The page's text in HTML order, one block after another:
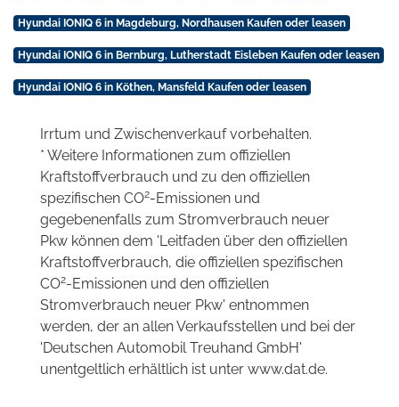
Hyundai IONIQ 6 in Magdeburg, Nordhausen Kaufen oder leasen
Hyundai IONIQ 6 in Bernburg, Lutherstadt Eisleben Kaufen oder leasen
Hyundai IONIQ 6 in Köthen, Mansfeld Kaufen oder leasen
Irrtum und Zwischenverkauf vorbehalten.
* Weitere Informationen zum offiziellen
Kraftstoffverbrauch und zu den offiziellen
spezifischen CO2-Emissionen und
gegebenenfalls zum Stromverbrauch neuer
Pkw können dem 'Leitfaden über den offiziellen
Kraftstoffverbrauch, die offiziellen spezifischen
CO2-Emissionen und den offiziellen
Stromverbrauch neuer Pkw' entnommen
werden, der an allen Verkaufsstellen und bei der
'Deutschen Automobil Treuhand GmbH'
unentgeltlich erhältlich ist unter www.dat.de.